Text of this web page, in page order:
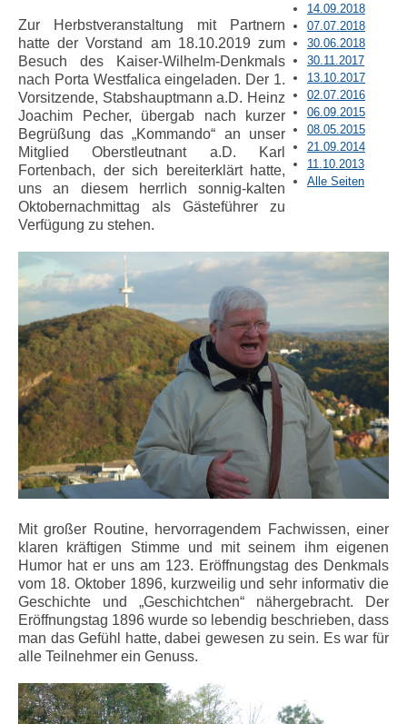
14.09.2018
07.07.2018
30.06.2018
30.11.2017
13.10.2017
02.07.2016
06.09.2015
08.05.2015
21.09.2014
11.10.2013
Alle Seiten
Zur Herbstveranstaltung mit Partnern
hatte der Vorstand am 18.10.2019 zum
Besuch des Kaiser-Wilhelm-Denkmals
nach Porta Westfalica eingeladen. Der 1.
Vorsitzende, Stabshauptmann a.D. Heinz
Joachim Pecher, übergab nach kurzer
Begrüßung das „Kommando“ an unser
Mitglied Oberstleutnant a.D. Karl
Fortenbach, der sich bereiterklärt hatte,
uns an diesem herrlich sonnig-kalten
Oktobernachmittag als Gästeführer zu
Verfügung zu stehen.
Mit großer Routine, hervorragendem Fachwissen, einer
klaren kräftigen Stimme und mit seinem ihm eigenen
Humor hat er uns am 123. Eröffnungstag des Denkmals
vom 18. Oktober 1896, kurzweilig und sehr informativ die
Geschichte und „Geschichtchen“ nähergebracht. Der
Eröffnungstag 1896 wurde so lebendig beschrieben, dass
man das Gefühl hatte, dabei gewesen zu sein. Es war für
alle Teilnehmer ein Genuss.